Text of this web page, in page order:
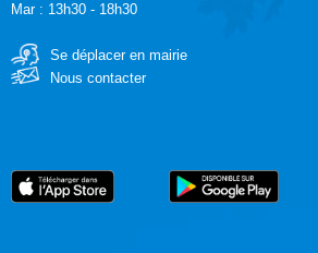
Mar : 13h30 - 18h30
Se déplacer en mairie
Nous contacter